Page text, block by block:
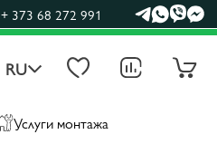
+ 373 68 272 991
RU
Услуги монтажа